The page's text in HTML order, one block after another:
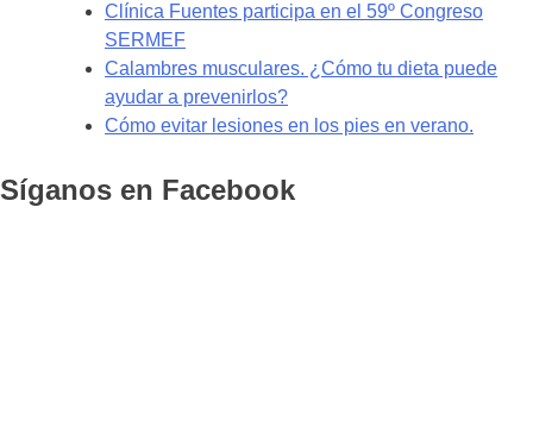
Clínica Fuentes participa en el 59º Congreso
SERMEF
Calambres musculares. ¿Cómo tu dieta puede
ayudar a prevenirlos?
Cómo evitar lesiones en los pies en verano.
Síganos en Facebook